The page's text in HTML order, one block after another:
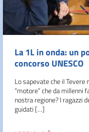
La 1L in onda: un
concorso UNESCO
Lo sapevate che il Tevere
“motore” che da millenni
nostra regione? I ragazzi
guidati […]